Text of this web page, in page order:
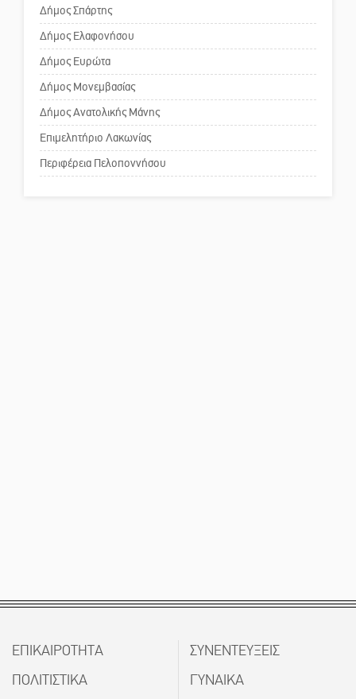
ευρώ
Πού βρίσκεται το ιστορικό
κέντρο της Σπάρτης;
Δήμος Σπάρτης
Δήμος Ελαφονήσου
Δήμος Ευρώτα
Δήμος Μονεμβασίας
Δήμος Ανατολικής Μάνης
Επιμελητήριο Λακωνίας
Περιφέρεια Πελοποννήσου
ΕΠΙΚΑΙΡΟΤΗΤΑ
ΠΟΛΙΤΙΣΤΙΚΑ
ΣΥΝΕΝΤΕΥΞΕΙΣ
ΓΥΝΑΙΚΑ